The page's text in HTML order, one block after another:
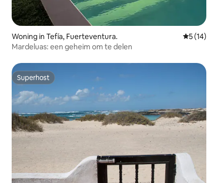
Woning in Tefía, Fuerteventura.
5 (14)
Mardeluas: een geheim om te delen
Superhost
Superhost